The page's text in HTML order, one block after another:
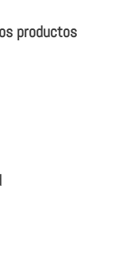
productos